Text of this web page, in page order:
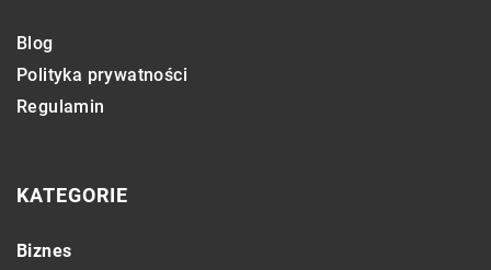
Blog
Polityka prywatności
Regulamin
KATEGORIE
Biznes